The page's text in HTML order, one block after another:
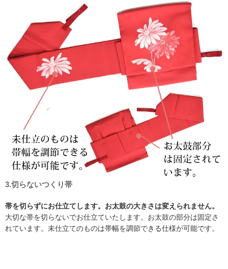
3.切らないつくり帯
帯を切らずにお仕立てします。お太鼓の大きさは変えられません。
大切な帯を切らないでお仕立ていたします。お太鼓の部分は固定さ
れています。未仕立てのものは帯幅を調節できる仕様が可能です。